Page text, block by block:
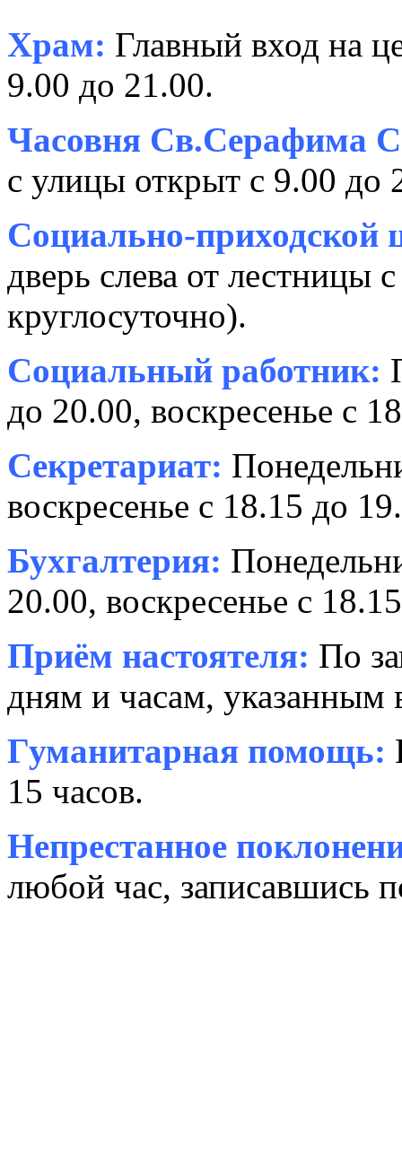
Храм: Главный вход на
9.00 до 21.00.
Часовня Св.Серафима
с улицы открыт с 9.00 до
Социально-приходской
дверь слева от лестницы
круглосуточно).
Социальный работник:
до 20.00, воскресенье с
Секретариат:
воскресенье с 18.15 до
Бухгалтерия:
20.00, воскресенье с
Приём настоятеля: По
дням и часам, указанным
Гуманитарная помощь:
15 часов.
Непрестанное
любой час, записавшись